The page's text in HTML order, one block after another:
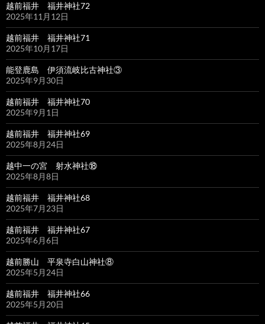
越前福井 福井神社72
2025年11月12日
越前福井 福井神社71
2025年10月17日
能登鹿島 伊須流岐比古神社③
2025年9月30日
越前福井 福井神社70
2025年9月1日
越前福井 福井神社69
2025年8月24日
越中一の宮 射水神社⑱
2025年8月8日
越前福井 福井神社68
2025年7月23日
越前福井 福井神社67
2025年6月6日
越前勝山 平泉寺白山神社⑧
2025年5月24日
越前福井 福井神社66
2025年5月20日